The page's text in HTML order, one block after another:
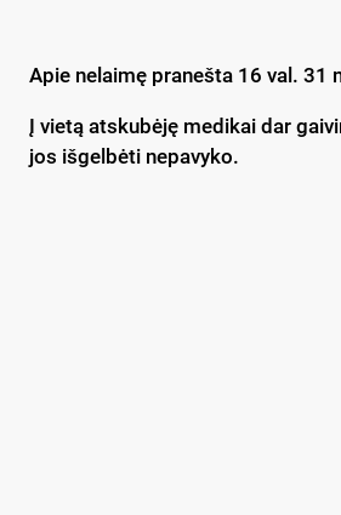
Apie nelaimę pranešta 16 val. 31
Į vietą atskubėję medikai dar
jos išgelbėti nepavyko.